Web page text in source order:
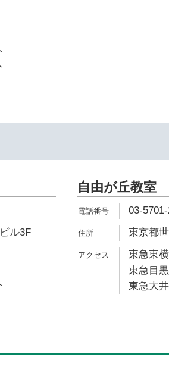
ル3F
自由が丘教室
03-
東京都
東急東
東急目
東急大